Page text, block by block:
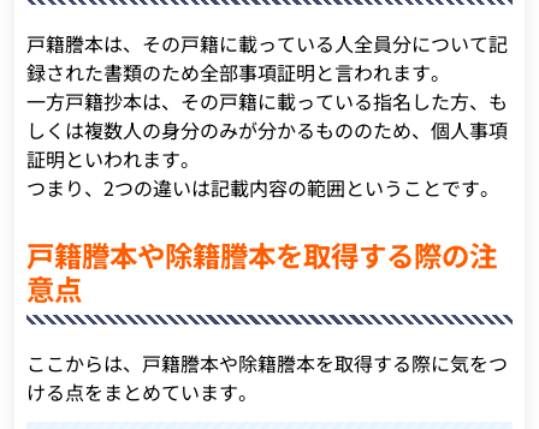
戸籍謄本は、その戸籍に載っている人全員分について記
録された書類のため全部事項証明と言われます。
一方戸籍抄本は、その戸籍に載っている指名した方、も
しくは複数人の身分のみが分かるもののため、個人事項
証明といわれます。
つまり、2つの違いは記載内容の範囲ということです。
戸籍謄本や除籍謄本を取得する際の注
意点
ここからは、戸籍謄本や除籍謄本を取得する際に気をつ
ける点をまとめています。